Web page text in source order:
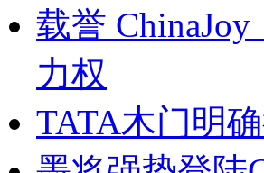
载誉
力权
TATA木门明